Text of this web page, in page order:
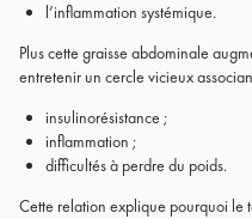
l’inflammation systémique.
Plus cette graisse abdominale
entretenir un cercle vicieux
insulinorésistance ;
inflammation ;
difficultés à perdre du poids.
Cette relation explique pourquoi le